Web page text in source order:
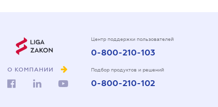
О КОМПАНИИ
Центр поддержки пользователей
0-800-210-103
Подбор продуктов и решений
0-800-210-102